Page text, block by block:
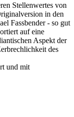
Stellenwertes von
in den
Fassbender - so gut
auf eine
Aspekt der
des
und mit